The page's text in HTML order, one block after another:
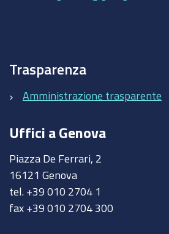
Trasparenza
Amministrazione trasparente
Uffici a Genova
Piazza De Ferrari, 2
16121 Genova
tel. +39 010 2704 1
fax +39 010 2704 300